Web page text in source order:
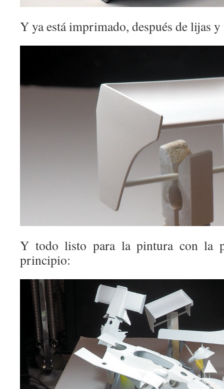
Y ya está imprimado, después de lijas
Y todo listo para la pintura con la
principio: